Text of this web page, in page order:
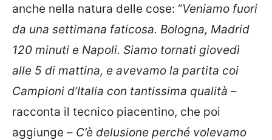
anche nella natura delle cose: “Veniamo fuori
da una settimana faticosa. Bologna, Madrid
120 minuti e Napoli. Siamo tornati giovedì
alle 5 di mattina, e avevamo la partita coi
Campioni d’Italia con tantissima qualità –
racconta il tecnico piacentino, che poi
aggiunge – C’è delusione perché volevamo